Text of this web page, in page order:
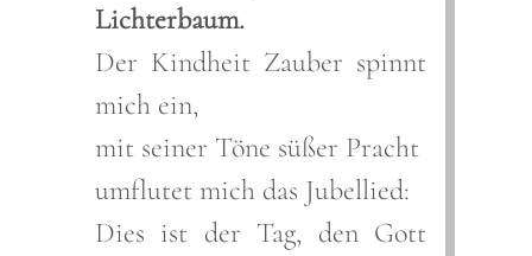
Lichterbaum.
Der Kindheit Zauber spinnt
mich ein,
mit seiner Töne süßer Pracht
umflutet mich das Jubellied:
Dies ist der Tag, den Gott